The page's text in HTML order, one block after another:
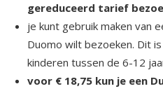
gereduceerd tarief
je kunt gebruik maken van
Duomo wilt bezoeken. Dit
kinderen tussen de 6-12
voor € 18,75 kun je een